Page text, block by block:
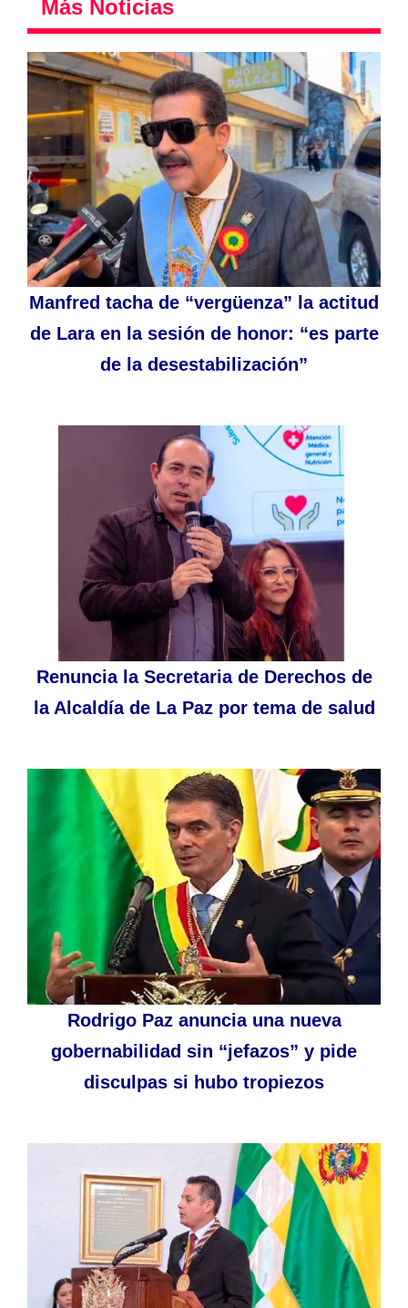
Más Noticias
Manfred tacha de “vergüenza” la actitud
de Lara en la sesión de honor: “es parte
de la desestabilización”
Renuncia la Secretaria de Derechos de
la Alcaldía de La Paz por tema de salud
Rodrigo Paz anuncia una nueva
gobernabilidad sin “jefazos” y pide
disculpas si hubo tropiezos